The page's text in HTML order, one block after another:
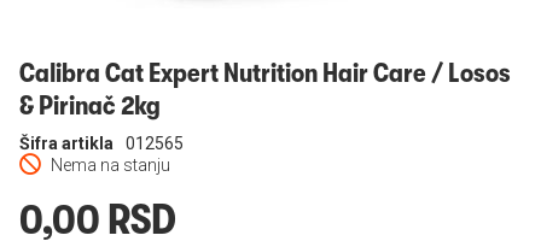
Calibra Cat Expert Nutrition Hair Care / Losos
& Pirinač 2kg
Nema na stanju
Šifra artikla 012565
0,00 RSD